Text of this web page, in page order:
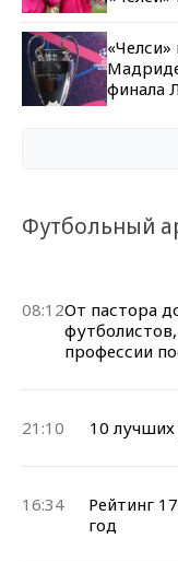
финала
Футбольный
08:12От пастора
профессии
21:10 10
16:34
Рейтинг
год